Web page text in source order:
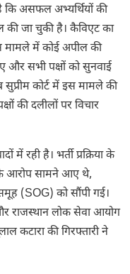
असफल अभ्यर्थियों की
की जा चुकी है। कैविएट का
मामले में कोई अपील की
और सभी पक्षों को सुनवाई
कोर्ट में इस मामले की
की दलीलों पर विचार
रही है। भर्ती प्रक्रिया के
के आरोप सामने आए थे,
(SOG) को सौंपी गई।
राजस्थान लोक सेवा आयोग
कटारा की गिरफ्तारी ने